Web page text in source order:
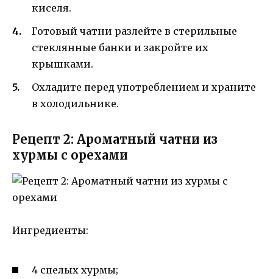
киселя.
Готовый чатни разлейте в стерильные
стеклянные банки и закройте их
крышками.
Охладите перед употреблением и храните
в холодильнике.
Рецепт 2: Ароматный чатни из
хурмы с орехами
Ингредиенты:
4 спелых хурмы;